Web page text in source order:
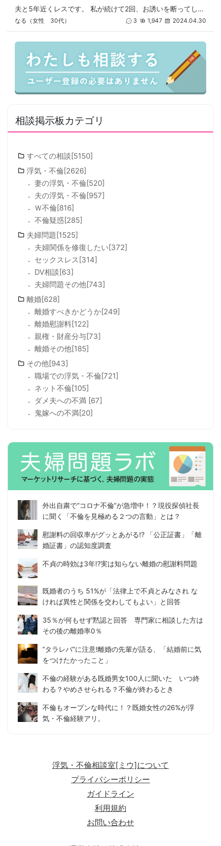
夫と5年近くレスです。 私が続けて2回、お誘いを断ってしまい、それからお誘いがなくなってしまいました。 色々調べ、誘った
なる（女性 30代） 3 1,947 2024.04.30
相談掲示板カテゴリ
すべての相談[5150]
浮気・不倫[2626]
妻の浮気・不倫[520]
夫の浮気・不倫[957]
Ｗ不倫[816]
不倫疑惑[285]
夫婦問題[1525]
夫婦関係を修復したい[372]
セックスレス[314]
DV相談[63]
夫婦問題その他[743]
離婚[628]
離婚すべきかどうか[249]
離婚慰謝料[122]
親権・財産分与[73]
離婚その他[185]
その他[943]
職場での浮気・不倫[721]
ネット不倫[105]
ダメ夫への不満 [67]
鬼嫁への不満[20]
外出自粛で“コロナ不倫”が急増中！？現役探偵社長
に聞く「不倫を見極める２つの言動」とは？
慰謝料の回収率がグッとあがる!? 「公正証書」「離
婚証書」の認知度調査
不貞の時効は3年!?実は知らない離婚の慰謝料問題
既婚者のうち 51%が「法律上で不貞とみなされ な
ければ異性と関係を交わしてもよい」と回答
35％が何もせず黙認と回答 専門家に相談した方は
その後の離婚率0％
“タラレバ”に注意!離婚の先輩が語る、「結婚前に気
をつけたかったこと」
不倫の経験がある既婚男女100人に聞いた いつ終
わる？やめさせられる？不倫が終わるとき
不倫もオープンな時代に！？既婚女性の26%が浮
気・不倫経験アリ。
浮気・不倫相談室[ミウ]について
プライバシーポリシー
ガイドライン
利用規約
お問い合わせ